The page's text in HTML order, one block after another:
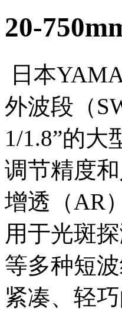
20-
日本
外波段（
1/1.8”的
调节精度
增透（AR
用于光斑
等多种短
紧凑、轻巧